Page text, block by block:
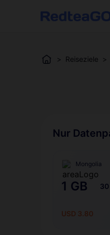
> Reiseziele >
Nur
Mongolia
1 GB 30
USD 3.80